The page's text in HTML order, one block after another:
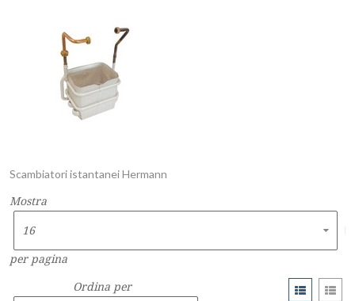
Scambiatori istantanei Hermann
Mostra
per pagina
Ordina per